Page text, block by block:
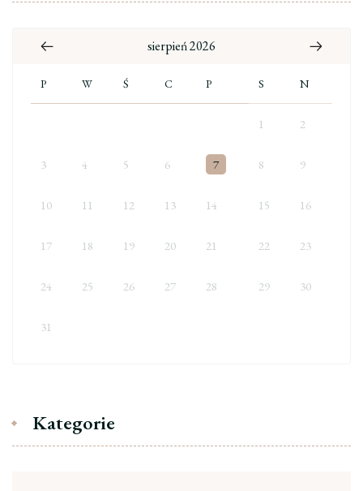
sierpień 2026
P W Ś C P S N
1 2
3 4 5 6 7 8 9
10 11 12 13 14 15 16
17 18 19 20 21 22 23
24 25 26 27 28 29 30
31
Kategorie